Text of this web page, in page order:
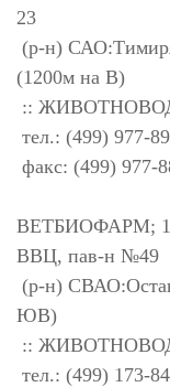
23
(р-н)
(1200м на В)
::
тел.: (499) 977-
факс: (499) 977-
ВЕТБИОФАРМ;
ВВЦ, пав-н №49
(р-н)
ЮВ)
::
тел.: (499) 173-